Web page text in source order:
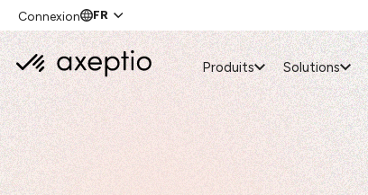
Connexion FR
Produits Solutions